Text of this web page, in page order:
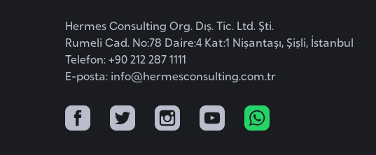
Hermes Consulting Org. Dış. Tic. Ltd. Şti.
Rumeli Cad. No:78 Daire:4 Kat:1 Nişantaşı, Şişli, İstanbul
Telefon: +90 212 287 1111
E-posta: info@hermesconsulting.com.tr